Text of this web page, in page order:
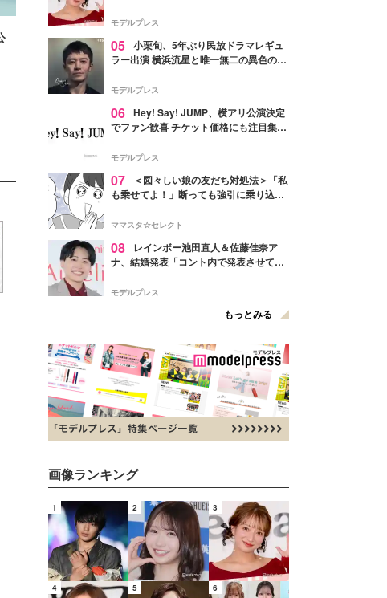
ぎ」「成長を感じる」の声
モデルプレス
05 小栗旬、5年ぶり民放ドラマレギュ
ラー出演 横浜流星と唯一無二の異色のバ
モデルプレス
06 Hey! Say! JUMP、横アリ公演決定
でファン歓喜 チケット価格にも注目集ま
モデルプレス
07
＜図々しい娘の友だち対処法＞「私
も乗せてよ！」断っても強引に乗り込ん
ママスタ☆セレクト
08
レインボー池田直人＆佐藤佳奈ア
ナ、結婚発表「コント内で発表させてい
点変更のため
モデルプレス
もっとみる
画像ランキング
1 2 3
4 5 6